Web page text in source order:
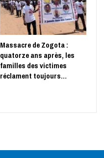
Massacre de Zogota :
quatorze ans après, les
familles des victimes
réclament toujours…